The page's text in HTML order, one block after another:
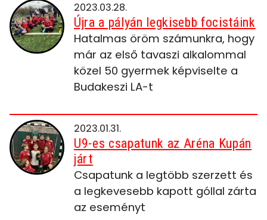
2023.03.28.
Újra a pályán legkisebb focistáink
Hatalmas öröm számunkra, hogy
már az első tavaszi alkalommal
közel 50 gyermek képviselte a
Budakeszi LA-t
2023.01.31.
U9-es csapatunk az Aréna Kupán
járt
Csapatunk a legtöbb szerzett és
a legkevesebb kapott góllal zárta
az eseményt